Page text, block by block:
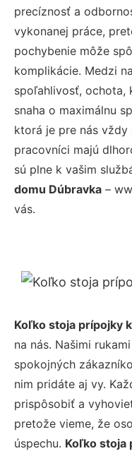
precíznosť a
vykonanej práce,
pochybenie môže
komplikácie. Medzi
spoľahlivosť, ochota,
snaha o maximálnu
ktorá je pre nás vždy
pracovníci majú
sú plne k vašim
domu Dúbravka –
vás.
Koľko stoja prípojky
na nás. Našimi
spokojných
nim pridáte aj vy.
prispôsobiť a
pretože vieme, že
úspechu. Koľko stoja